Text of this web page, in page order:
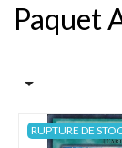
Paquet

RUPTURE DE